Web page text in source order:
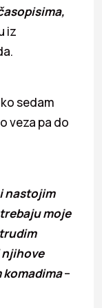
iz
sedam
veza pa do
nastojim
moje
–